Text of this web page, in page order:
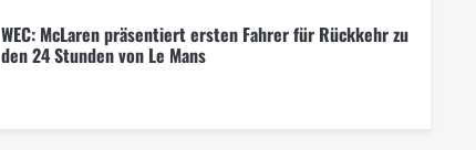
WEC: McLaren präsentiert ersten Fahrer für Rückkehr zu
den 24 Stunden von Le Mans